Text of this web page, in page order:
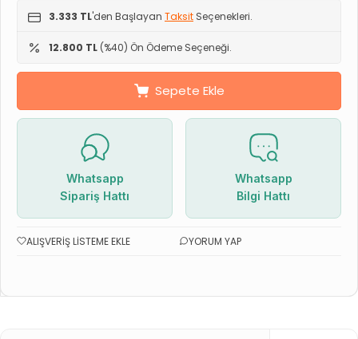
3.333 TL'den Başlayan Taksit Seçenekleri.
12.800 TL (%40) Ön Ödeme Seçeneği.
Sepete Ekle
Whatsapp
Sipariş Hattı
Whatsapp
Bilgi Hattı
ALIŞVERIŞ LISTEME EKLE YORUM YAP